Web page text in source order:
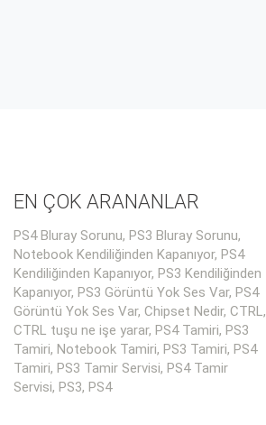
EN ÇOK ARANANLAR
PS4 Bluray Sorunu, PS3 Bluray Sorunu,
Notebook Kendiliğinden Kapanıyor, PS4
Kendiliğinden Kapanıyor, PS3 Kendiliğinden
Kapanıyor, PS3 Görüntü Yok Ses Var, PS4
Görüntü Yok Ses Var, Chipset Nedir, CTRL,
CTRL tuşu ne işe yarar, PS4 Tamiri, PS3
Tamiri, Notebook Tamiri, PS3 Tamiri, PS4
Tamiri, PS3 Tamir Servisi, PS4 Tamir
Servisi, PS3, PS4